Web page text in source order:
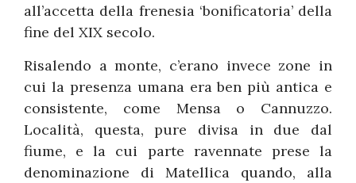
all’accetta della frenesia ‘bonificatoria’ della
fine del XIX secolo.
Risalendo a monte, c’erano invece zone in
cui la presenza umana era ben più antica e
consistente, come Mensa o Cannuzzo.
Località, questa, pure divisa in due dal
fiume, e la cui parte ravennate prese la
denominazione di Matellica quando, alla